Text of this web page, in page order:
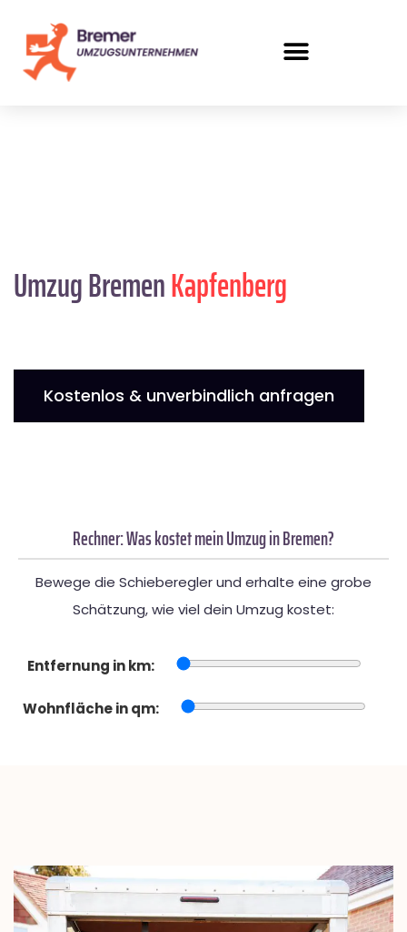
Umzug BremenKapfenberg
Kostenlos & unverbindlich anfragen
Rechner: Was kostet mein Umzug in Bremen?
Bewege die Schieberegler und erhalte eine grobe
Schätzung, wie viel dein Umzug kostet:
Entfernung in km:
Wohnfläche in qm: